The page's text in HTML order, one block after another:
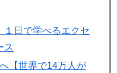
１日で学べるエクセ
ス
【世界で14万人が